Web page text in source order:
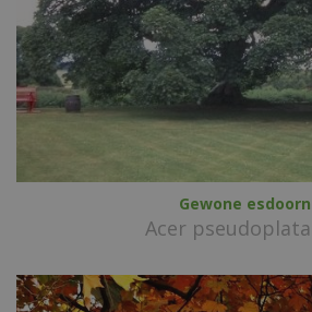
Gewone esdoorn
Acer